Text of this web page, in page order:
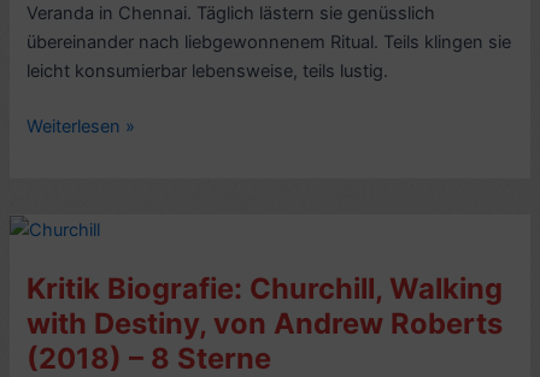
Veranda in Chennai. Täglich lästern sie genüsslich
übereinander nach liebgewonnenem Ritual. Teils klingen sie
leicht konsumierbar lebensweise, teils lustig.
Kritik
South,
Salman
Rushdie
–
Weiterlesen »
Kritik Biografie: Churchill, Walking
with Destiny, von Andrew Roberts
(2018) – 8 Sterne